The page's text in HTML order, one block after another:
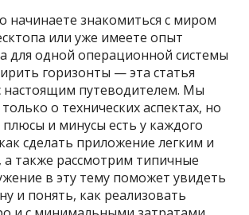
начинаете знакомиться с миром
или уже имеете опыт
для одной операционной системы
горизонты — эта статья
настоящим путеводителем. Мы
о технических аспектах, но
и минусы есть у каждого
сделать приложение легким и
также рассмотрим типичные
в эту тему поможет увидеть
и понять, как реализовать